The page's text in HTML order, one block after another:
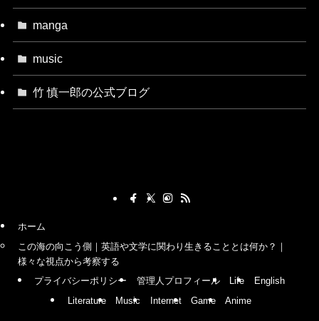
manga
music
竹 慎一郎の公式ブログ
ホーム
この海の向こう側｜英語や文学に関わり生きることとは何か？｜
様々な視点から考察する
プライバシーポリシー
管理人プロフィール Life
English
Literature
Music Internet Game Anime